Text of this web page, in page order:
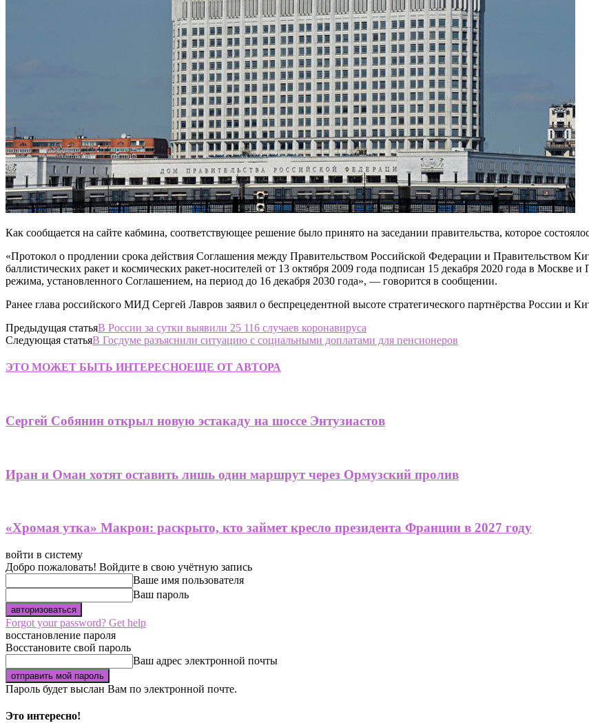
Как сообщается на сайте кабмина, соответствующее решение было принято на заседании правительства, которое
«Протокол о продлении срока действия Соглашения между Правительством Российской Федерации и Правительством
баллистических ракет и космических ракет-носителей от 13 октября 2009 года подписан 15 декабря 2020 года в Москве
режима, установленного Соглашением, на период до 16 декабря 2030 года», — говорится в сообщении.
Ранее глава российского МИД Сергей Лавров заявил о беспрецедентной высоте стратегического партнёрства России и
Предыдущая статьяВ России за сутки выявили 25 116 случаев коронавируса
Следующая статьяВ Госдуме разъяснили ситуацию с социальными доплатами для пенсионеров
ЭТО МОЖЕТ БЫТЬ ИНТЕРЕСНОЕЩЕ ОТ АВТОРА
Сергей Собянин открыл новую эстакаду на шоссе Энтузиастов
Иран и Оман хотят оставить лишь один маршрут через Ормузский пролив
«Хромая утка» Макрон: раскрыто, кто займет кресло президента Франции в 2027 году
войти в систему
Добро пожаловать! Войдите в свою учётную запись
Ваше имя пользователя
Ваш пароль
Forgot your password? Get help
восстановление пароля
Восстановите свой пароль
Ваш адрес электронной почты
Пароль будет выслан Вам по электронной почте.
Это интересно!